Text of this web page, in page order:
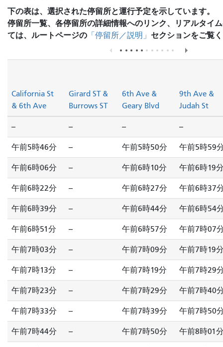
下の表は、選択された停留所と運行予定を示しています。
停留所一覧、各停留所の詳細情報へのリンク、リアルタイ
ては、ルートページの 「停留所／説明」 セクションをご覧
California St
& 6th Ave
Girard ST &
Burrows ST
6th Ave &
Geary Blvd
9th Ave &
Judah St
-- -- -- --
午前5時46分 -- 午前5時50分 午前5時59
午前6時06分 -- 午前6時10分 午前6時19
午前6時22分 -- 午前6時27分 午前6時37
午前6時39分 -- 午前6時44分 午前6時54
午前6時51分 -- 午前6時57分 午前7時07
午前7時03分 -- 午前7時09分 午前7時19
午前7時13分 -- 午前7時19分 午前7時29
午前7時23分 -- 午前7時29分 午前7時40
午前7時33分 -- 午前7時39分 午前7時50
午前7時44分 -- 午前7時50分 午前8時01